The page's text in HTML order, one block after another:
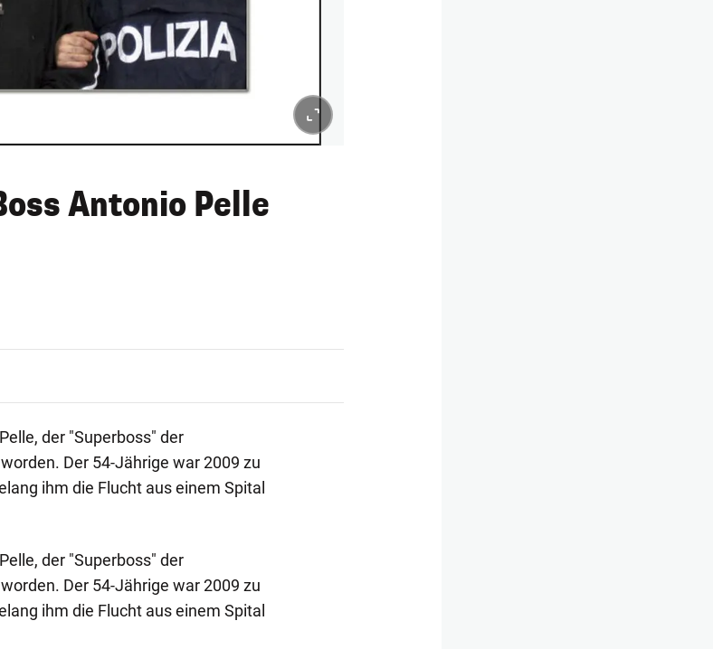
Antonio Pelle
der "Superboss" der
Der 54-Jährige war 2009 zu
ihm die Flucht aus einem Spital
der "Superboss" der
Der 54-Jährige war 2009 zu
ihm die Flucht aus einem Spital